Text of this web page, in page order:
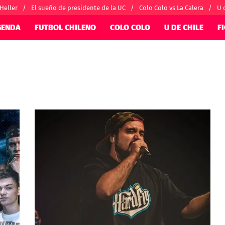
El sueño de presidente de la UC Colo Colo vs La Calera U
FUTBOL CHILENO COLO COLO U DE CHILE
el mundo
Fútbol Brasileño
Bundesliga